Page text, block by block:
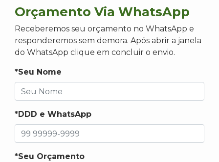
Orçamento Via WhatsApp
Receberemos seu orçamento no WhatsApp e
responderemos sem demora. Após abrir a janela
do WhatsApp clique em concluir o envio.
*Seu Nome
*DDD e WhatsApp
*Seu Orçamento